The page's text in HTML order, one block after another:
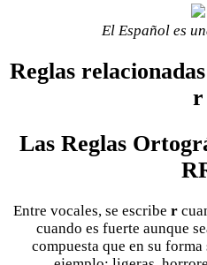
El Español es
Reglas
r
Las Reglas
Entre vocales, se escribe r
cuando es fuerte aunque
compuesta que en su